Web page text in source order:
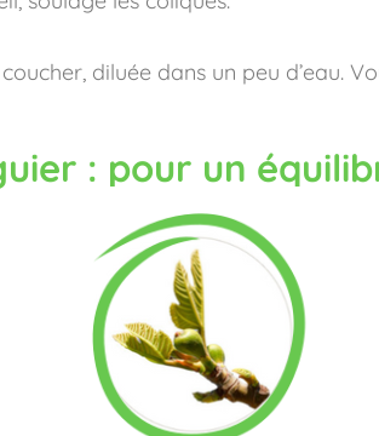
diluée dans un peu d’eau.
: pour un